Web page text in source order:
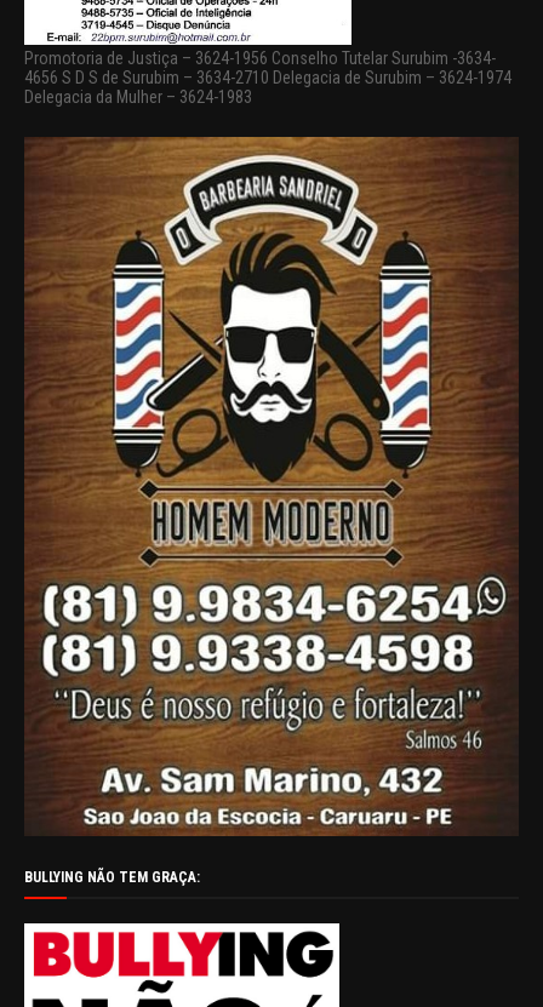
Promotoria de Justiça – 3624-1956 Conselho Tutelar Surubim -3634-
4656 S D S de Surubim – 3634-2710 Delegacia de Surubim – 3624-1974
Delegacia da Mulher – 3624-1983
BULLYING NÃO TEM GRAÇA: